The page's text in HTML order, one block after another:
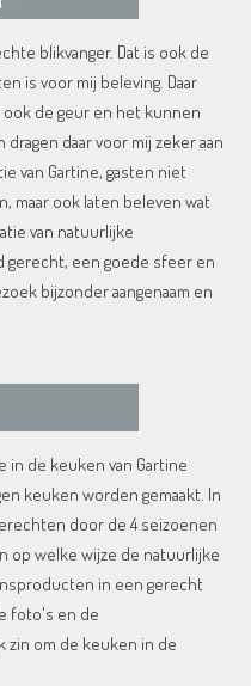
blikvanger. Dat is ook de
is voor mij beleving. Daar
ook de geur en het kunnen
daar voor mij zeker aan
van Gartine, gasten niet
maar ook laten beleven wat
van natuurlijke
gerecht, een goede sfeer en
bijzonder aangenaam en
in de keuken van Gartine
keuken worden gemaakt. In
door de 4 seizoenen
op welke wijze de natuurlijke
in een gerecht
foto's en de
zin om de keuken in de